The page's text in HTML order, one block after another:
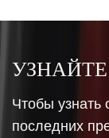
Чтобы узнать
последних